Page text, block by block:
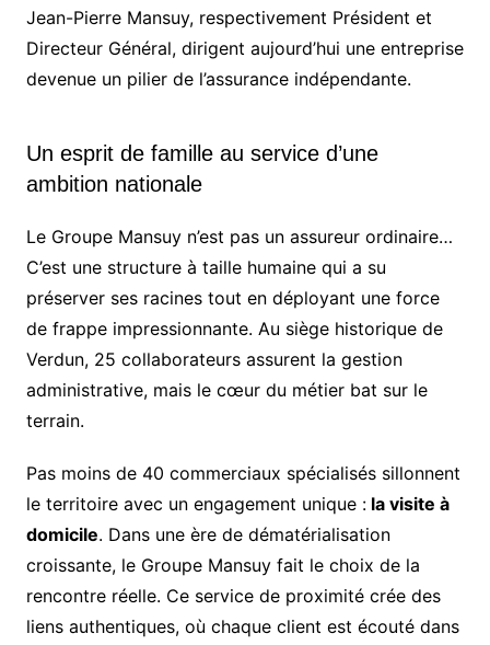
Jean-Pierre Mansuy, respectivement Président et
Directeur Général, dirigent aujourd’hui une entreprise
devenue un pilier de l’assurance indépendante.
Un esprit de famille au service d’une
ambition nationale
Le Groupe Mansuy n’est pas un assureur ordinaire…
C’est une structure à taille humaine qui a su
préserver ses racines tout en déployant une force
de frappe impressionnante. Au siège historique de
Verdun, 25 collaborateurs assurent la gestion
administrative, mais le cœur du métier bat sur le
terrain.
Pas moins de 40 commerciaux spécialisés sillonnent
le territoire avec un engagement unique :la visite à
domicile. Dans une ère de dématérialisation
croissante, le Groupe Mansuy fait le choix de la
rencontre réelle. Ce service de proximité crée des
liens authentiques, où chaque client est écouté dans